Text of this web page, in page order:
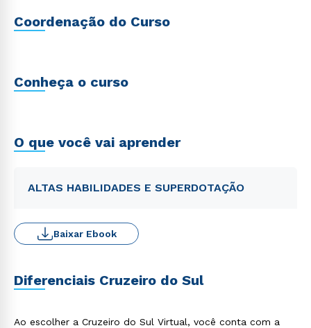
Coordenação do Curso
Conheça o curso
O que você vai aprender
ALTAS HABILIDADES E SUPERDOTAÇÃO
Baixar Ebook
Diferenciais Cruzeiro do Sul
Ao escolher a Cruzeiro do Sul Virtual, você conta com a